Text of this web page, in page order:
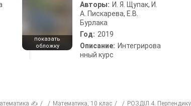
показать
обложку
Авторы: И. Я. Щупак, И.
А. Пискарева, Е.В.
Бурлака
Год: 2019
Описание: Интегрирова
нный курс
✍ Математика, 10 клас
РОЗДІЛ 4.